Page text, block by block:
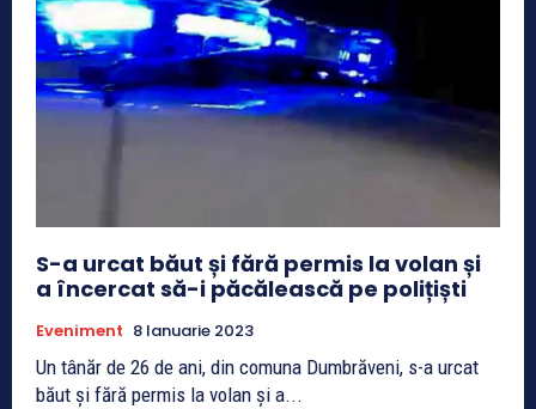
S-a urcat băut și fără permis la volan și
a încercat să-i păcălească pe polițiști
Eveniment 8 Ianuarie 2023
Un tânăr de 26 de ani, din comuna Dumbrăveni, s-a urcat
băut și fără permis la volan și a...